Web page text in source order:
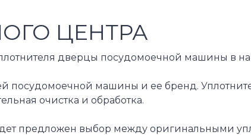
ЦЕНТРА
дверцы посудомоечной машины в
машины и ее бренд.
очистка и обработка.
предложен выбор между оригинальными